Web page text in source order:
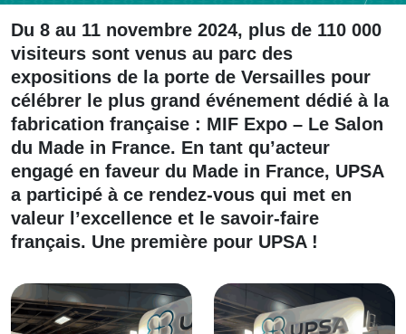
Du 8 au 11 novembre 2024, plus de 110 000
visiteurs sont venus au parc des
expositions de la porte de Versailles pour
célébrer le plus grand événement dédié à la
fabrication française : MIF Expo – Le Salon
du Made in France. En tant qu’acteur
engagé en faveur du Made in France, UPSA
a participé à ce rendez-vous qui met en
valeur l’excellence et le savoir-faire
français. Une première pour UPSA !